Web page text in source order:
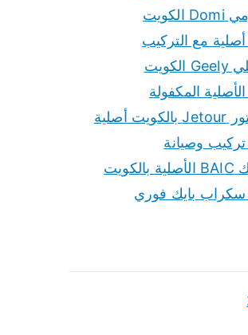
قطع غيار دومي Domi الكويت
قطع غيار جيلي Geely الكويت
قطع غيار جيتور Jetour بالكويت أصلية
قطع غيار بايك BAIC الأصلية بالكويت